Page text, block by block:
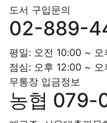
도서 구입문의
02-889-
평일: 오전 10:00 ~ 오
점심: 오후 12:00 ~ 오
무통장 입금정보
농협 079-